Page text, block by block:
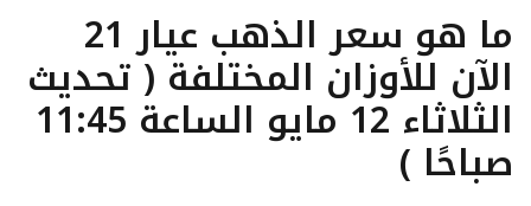
ما هو سعر الذهب عيار 21
الآن للأوزان المختلفة ( تحديث
الثلاثاء 12 مايو الساعة 11:45
صباحًا )